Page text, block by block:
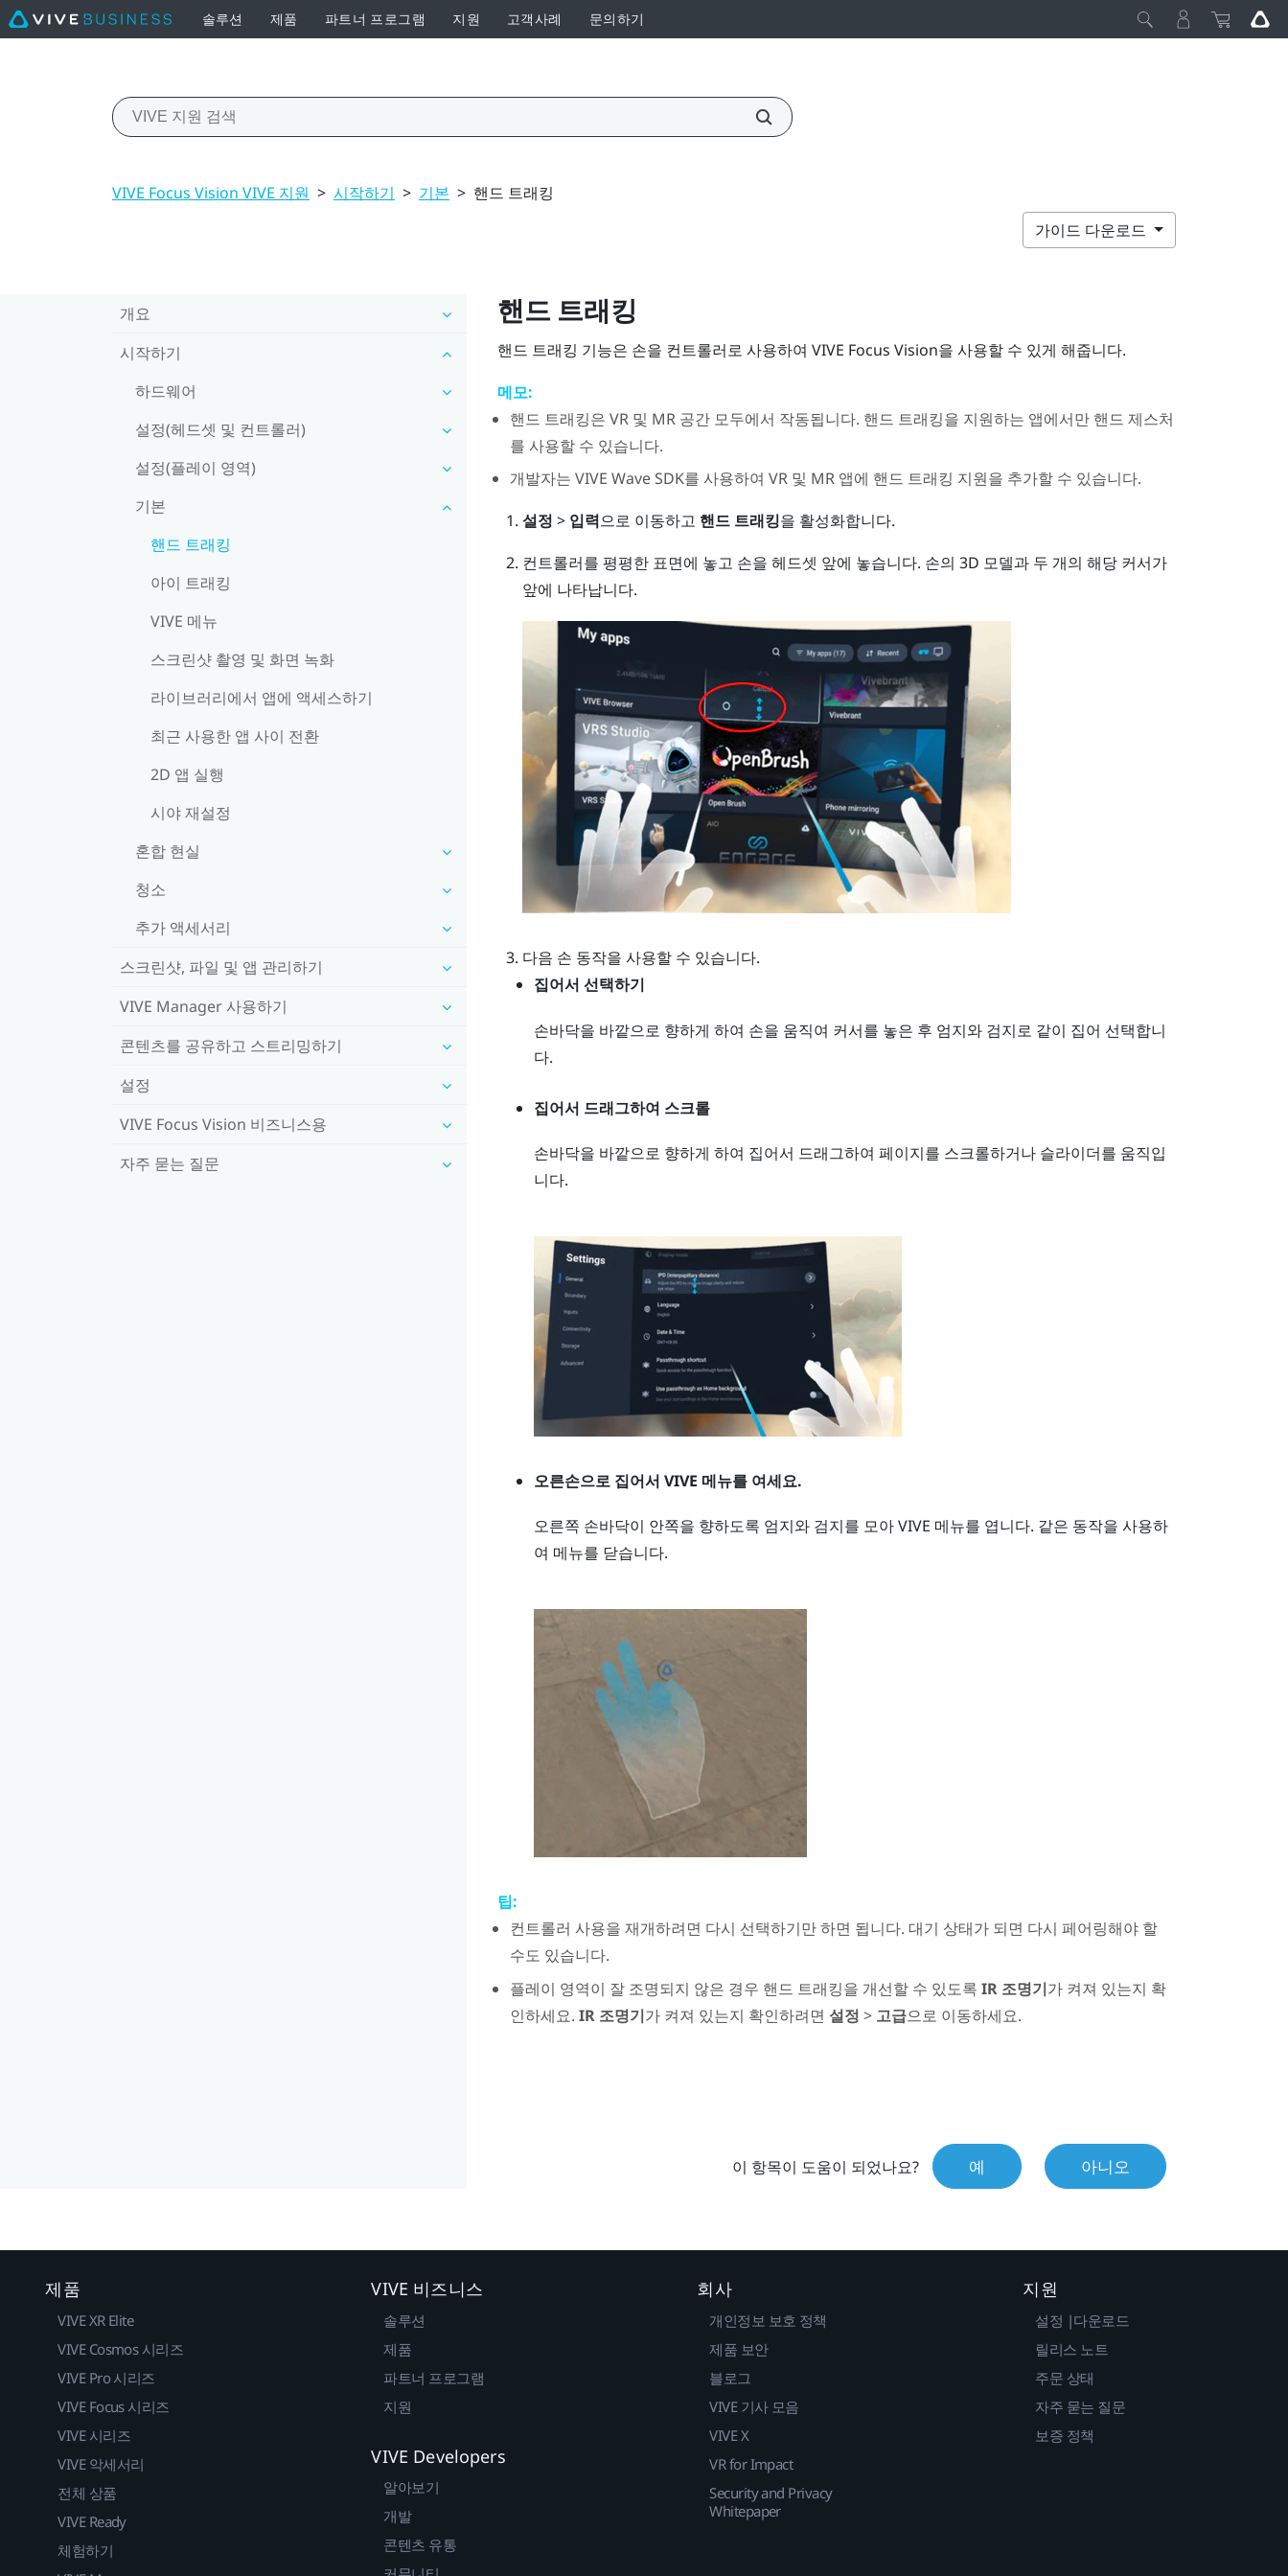
솔루션 제품 파트너 프로그램 지원 고객사례 문의하기
VIVE Focus Vision VIVE 지원 > 시작하기 > 기본 > 핸드 트래킹
가이드 다운로드
개요
시작하기
하드웨어
설정(헤드셋 및 컨트롤러)
설정(플레이 영역)
기본
핸드 트래킹
아이 트래킹
VIVE 메뉴
스크린샷 촬영 및 화면 녹화
라이브러리에서 앱에 액세스하기
최근 사용한 앱 사이 전환
2D 앱 실행
시야 재설정
혼합 현실
청소
추가 액세서리
스크린샷, 파일 및 앱 관리하기
VIVE Manager 사용하기
콘텐츠를 공유하고 스트리밍하기
설정
VIVE Focus Vision 비즈니스용
자주 묻는 질문
핸드 트래킹
핸드 트래킹 기능은 손을 컨트롤러로 사용하여 VIVE Focus Vision을 사용할 수 있게 해줍니다.
메모:
핸드 트래킹은 VR 및 MR 공간 모두에서 작동됩니다. 핸드 트래킹을 지원하는 앱에서만 핸드 제스처
를 사용할 수 있습니다.
개발자는 VIVE WaveSDK를 사용하여 VR 및 MR 앱에 핸드 트래킹 지원을 추가할 수 있습니다.
설정 > 입력으로 이동하고 핸드 트래킹을 활성화합니다.
컨트롤러를 평평한 표면에 놓고 손을 헤드셋 앞에 놓습니다. 손의 3D 모델과 두 개의 해당 커서가
앞에 나타납니다.
다음 손 동작을 사용할 수 있습니다.
집어서 선택하기
손바닥을 바깥으로 향하게 하여 손을 움직여 커서를 놓은 후 엄지와 검지로 같이 집어 선택합니
다.
집어서 드래그하여 스크롤
손바닥을 바깥으로 향하게 하여 집어서 드래그하여 페이지를 스크롤하거나 슬라이더를 움직입
니다.
오른손으로 집어서VIVE 메뉴를 여세요.
오른쪽 손바닥이 안쪽을 향하도록 엄지와 검지를 모아VIVE 메뉴를 엽니다. 같은 동작을 사용하
여 메뉴를 닫습니다.
팁:
컨트롤러 사용을 재개하려면 다시 선택하기만 하면 됩니다. 대기 상태가 되면 다시 페어링해야 할
수도 있습니다.
플레이 영역이 잘 조명되지 않은 경우 핸드 트래킹을 개선할 수 있도록 IR 조명기가 켜져 있는지 확
인하세요. IR 조명기가 켜져 있는지 확인하려면 설정 > 고급으로 이동하세요.
이 항목이 도움이 되었나요? 예 아니오
제품
VIVE XR Elite
VIVE Cosmos 시리즈
VIVE Pro 시리즈
VIVE Focus 시리즈
VIVE 시리즈
VIVE 악세서리
전체 상품
VIVE Ready
체험하기
VIVE 비즈니스
솔루션
제품
파트너 프로그램
지원
VIVE Developers
알아보기
개발
콘텐츠 유통
회사
개인정보 보호 정책
제품 보안
블로그
VIVE 기사 모음
VIVE X
VR for Impact
Security and Privacy
Whitepaper
지원
설정 |다운로드
릴리스 노트
주문 상태
자주 묻는 질문
보증 정책